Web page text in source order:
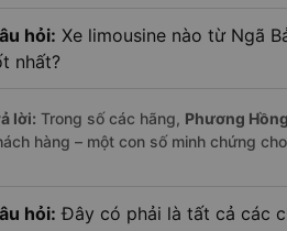
hỏi: Xe limousine nào từ Ngã
nhất?
lời: Trong số các hãng, Phương
hàng – một con số minh chứng
hỏi: Đây có phải là tất cả các